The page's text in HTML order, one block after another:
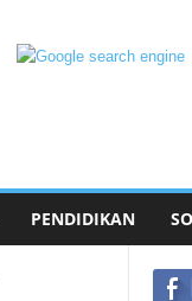
PENDIDIKAN